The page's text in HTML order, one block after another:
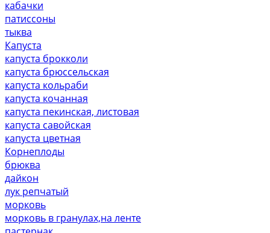
кабачки
патиссоны
тыква
Капуста
капуста брокколи
капуста брюссельская
капуста кольраби
капуста кочанная
капуста пекинская, листовая
капуста савойская
капуста цветная
Корнеплоды
брюква
дайкон
лук репчатый
морковь
морковь в гранулах,на ленте